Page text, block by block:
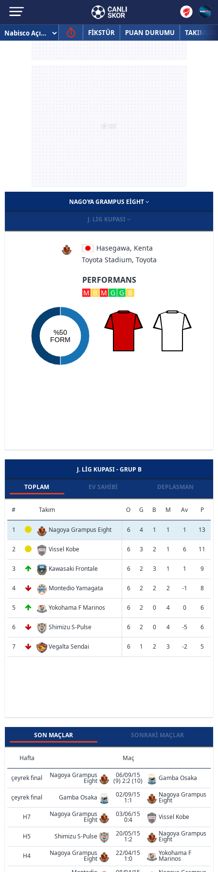
FİKSTÜR PUAN DURUMU TAKIMLAR
NAGOYA GRAMPUS EIGHT
J. LIG KUPASI
Hasegawa, Kenta
Toyota Stadium, Toyota
PERFORMANS
M B M G G B
%50
FORM
J. LIG KUPASI - GRUP B
TOPLAM EV SAHIBI DEPLASMAN
# Takım O G B M Av P
1 Nagoya Grampus Eight 6 4 1 1 1 13
2 Vissel Kobe 6 3 2 1 6 11
3 Kawasaki Frontale 6 2 3 1 1 9
4 Montedio Yamagata 6 2 2 2 -1 8
5 Yokohama F Marinos 6 2 0 4 0 6
6 Shimizu S-Pulse 6 2 0 4 -5 6
7 Vegalta Sendai 6 1 2 3 -2 5
SON MAÇLAR SONRAKI MAÇLAR
Hafta Maç
çeyrek final Nagoya Grampus
Eight
06/09/15
(9) 2:2 (10) Gamba Osaka
çeyrek final Gamba Osaka 02/09/15
1:1
Nagoya Grampus
Eight
H7
Nagoya Grampus
Eight
03/06/15
0:4 Vissel Kobe
H5 Shimizu S-Pulse 20/05/15
1:2
Nagoya Grampus
Eight
H4
Nagoya Grampus
Eight
22/04/15
1:0
Yokohama F
Marinos